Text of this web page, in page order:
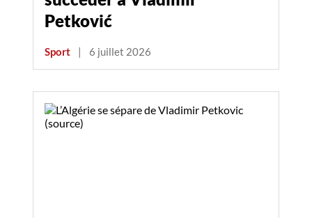
Petković
Sport | 6 juillet 2026